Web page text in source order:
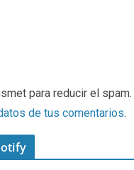
para reducir el spam.
de tus comentarios.